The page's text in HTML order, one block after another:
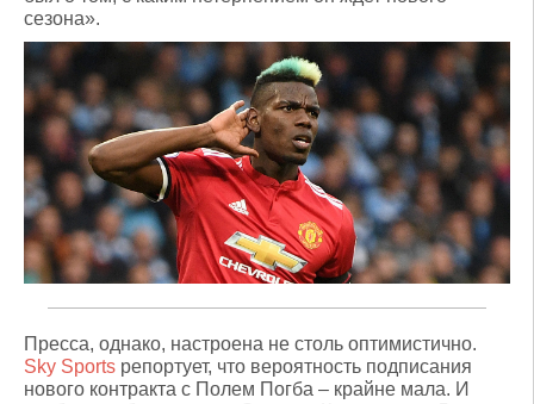
сезона».
Пресса, однако, настроена не столь оптимистично.
Sky Sports репортует, что вероятность подписания
нового контракта с Полем Погба – крайне мала. И